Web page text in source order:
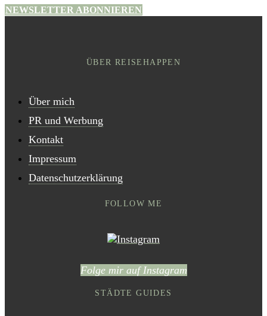
NEWSLETTER ABONNIEREN
ÜBER REISEHAPPEN
Über mich
PR und Werbung
Kontakt
Impressum
Datenschutzerklärung
FOLLOW ME
Folge mir auf Instagram
STÄDTE GUIDES